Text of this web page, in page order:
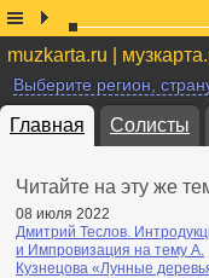
muzkarta.ru |
Выберите регион,
Главная Солисты
Читайте на эту же
08 июля 2022
Дмитрий Теслов.
и Импровизация на тему А.
Кузнецова «Лунные